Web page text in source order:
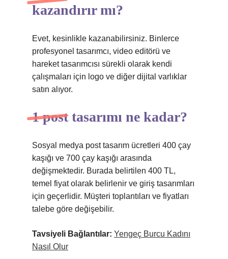
kazandırır mı?
Evet, kesinlikle kazanabilirsiniz. Binlerce
profesyonel tasarımcı, video editörü ve
hareket tasarımcısı sürekli olarak kendi
çalışmaları için logo ve diğer dijital varlıklar
satın alıyor.
1 post tasarımı ne kadar?
Sosyal medya post tasarım ücretleri 400 çay
kaşığı ve 700 çay kaşığı arasında
değişmektedir. Burada belirtilen 400 TL,
temel fiyat olarak belirlenir ve giriş tasarımları
için geçerlidir. Müşteri toplantıları ve fiyatları
talebe göre değişebilir.
Tavsiyeli Bağlantılar: Yengeç Burcu Kadını
Nasıl Olur